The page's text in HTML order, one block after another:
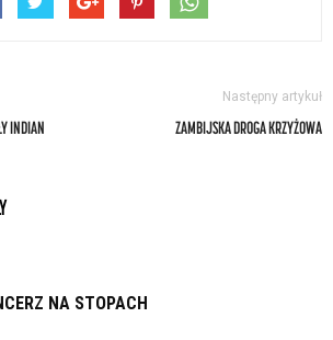
INDIAN
Następny artykuł
ZAMBIJSKA DROGA KRZYŻOWA
NA STOPACH